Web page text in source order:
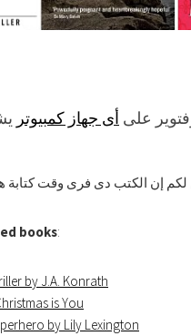
على أى جهاز كمبيوتر
لكم إن الكتب دى فرى وقت كتابة
books:
by J.A. Konrath
is You
by Lily Lexington